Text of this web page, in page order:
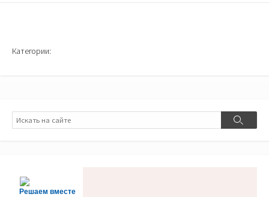
Категории:
Поиск
Поиск
Решаем вместе